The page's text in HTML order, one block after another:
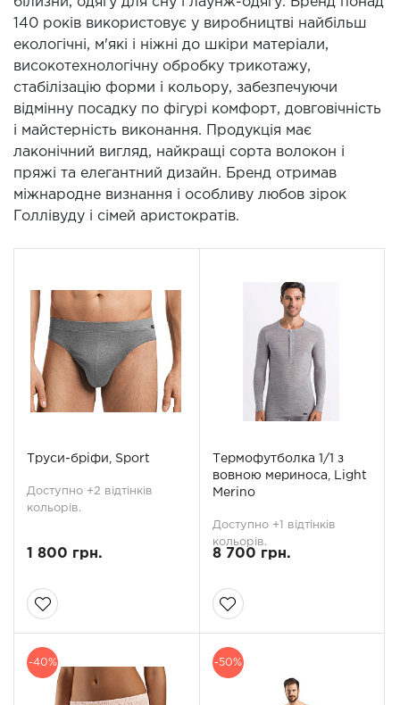
140 років використовує у виробництві найбільш
екологічні, м'які і ніжні до шкіри матеріали,
високотехнологічну обробку трикотажу,
стабілізацію форми і кольору, забезпечуючи
відмінну посадку по фігурі комфорт, довговічність
і майстерність виконання. Продукція має
лаконічний вигляд, найкращі сорта волокон і
пряжі та елегантний дизайн. Бренд отримав
міжнародне визнання і особливу любов зірок
Голлівуду і сімей аристократів.
Труси-бріфи, Sport
Доступно +2 відтінків
кольорів.
1 800 грн.
Термофутболка 1/1 з
вовною мериноса, Light
Merino
Доступно +1 відтінків
кольорів.
8 700 грн.
-40% -50%